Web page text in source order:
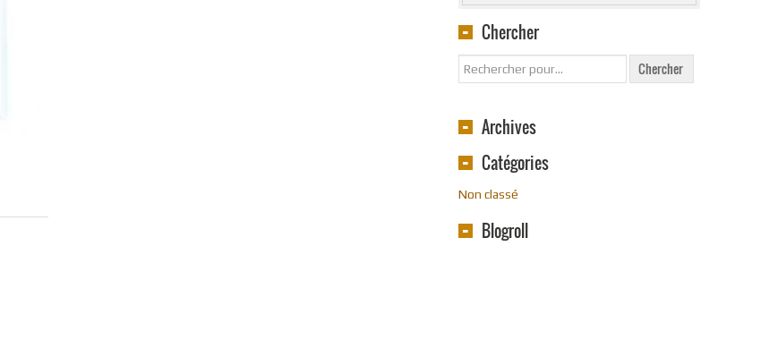
Chercher
Archives
Catégories
Non classé
Blogroll